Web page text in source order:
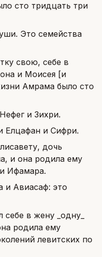
сто тридцать три
Это семейства
свою, себе в
и Моисея [и
Амрама было сто
и Зихри.
Елцафан и Сифри.
дочь
и она родила ему
Ифамара.
и Авиасаф: это
в жену _одну_
родила ему
левитских по